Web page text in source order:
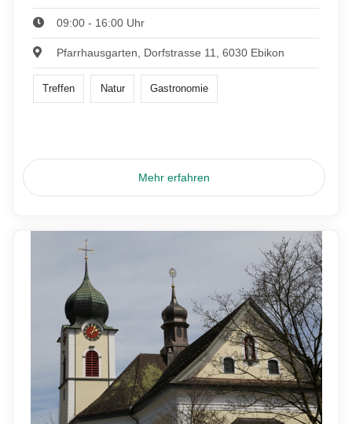
09:00 - 16:00 Uhr
Pfarrhausgarten, Dorfstrasse 11, 6030 Ebikon
Treffen Natur Gastronomie
Mehr erfahren